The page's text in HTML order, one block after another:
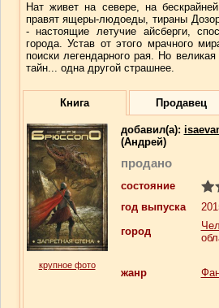
Нат живет на севере, на
правят ящеры-людоеды, тираны
- настоящие летучие айсберги,
города. Устав от этого мрачного
поиски легендарного рая. Но
тайн... одна другой страшнее.
Книга Продавец
крупное фото
добавил(a):
(Андрей)
продано
состояние
год выпуска
город
жанр